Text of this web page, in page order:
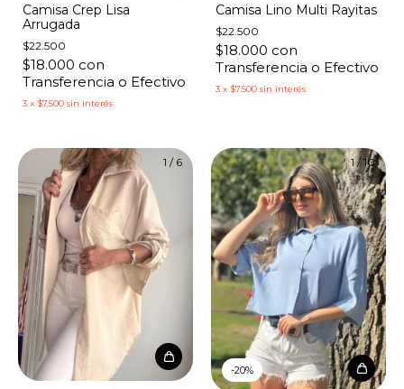
Camisa Crep Lisa
Arrugada
$22.500
$18.000 con
Transferencia o Efectivo
3 x $7.500 sin interés
Camisa Lino Multi Rayitas
$22.500
$18.000 con
Transferencia o Efectivo
3 x $7.500 sin interés
1 / 6 1/10
-20%